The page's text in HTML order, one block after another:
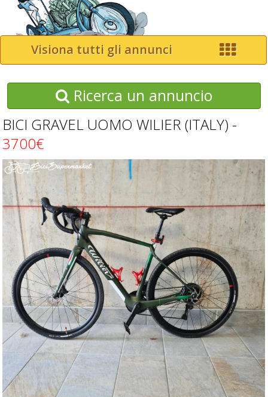
Visiona tutti gli annunci
Ricerca un annuncio
BICI GRAVEL UOMO WILIER (ITALY) -
3700€